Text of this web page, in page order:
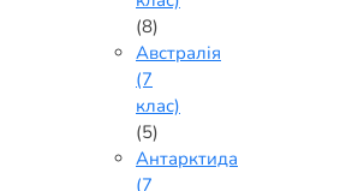
(8)
Австралія
(7
клас)
(5)
Антарктида
(7